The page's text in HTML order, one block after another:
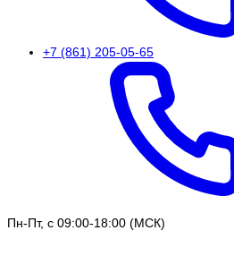
+7 (861) 205-05-65
Пн-Пт, с 09:00-18:00 (МСК)